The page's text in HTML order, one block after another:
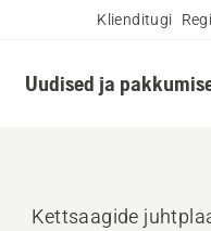
Klienditugi
Uudised ja
Kettsaagide